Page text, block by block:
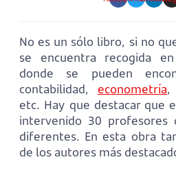
No es un sólo libro, si no
se encuentra recogida
donde se pueden
contabilidad, econometría,
etc. Hay que destacar que
intervenido 30 profesores
diferentes. En esta obra
de los autores más